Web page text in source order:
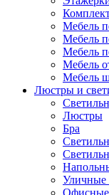
Мебель
Мебель
Мебель
Мебель
Мебель
Люстры и
Люстры
Бра
Уличные
Офисные